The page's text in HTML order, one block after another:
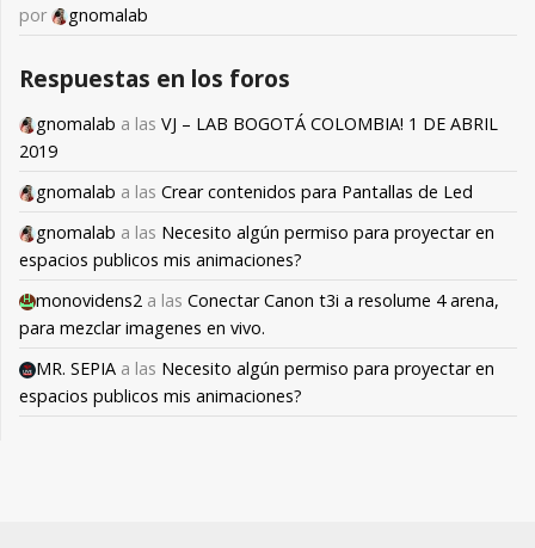
por
gnomalab
Respuestas en los foros
gnomalab a las VJ – LAB BOGOTÁ COLOMBIA! 1 DE ABRIL
2019
gnomalab a las Crear contenidos para Pantallas de Led
gnomalab a las Necesito algún permiso para proyectar en
espacios publicos mis animaciones?
monovidens2 a las Conectar Canon t3i a resolume 4 arena,
para mezclar imagenes en vivo.
MR. SEPIA a las Necesito algún permiso para proyectar en
espacios publicos mis animaciones?